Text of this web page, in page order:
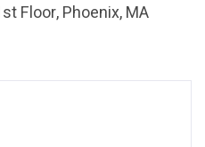
Floor, Phoenix, MA